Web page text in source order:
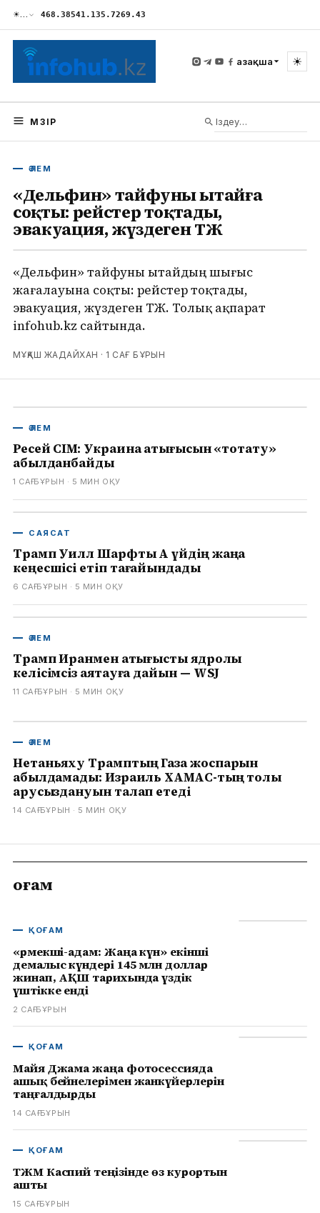
☀… 468.38541.135.7269.43
Қазақша ☀
МӘЗІР
ӘЛЕМ
«Дельфин» тайфуны Қытайға
соқты: рейстер тоқтады,
эвакуация, жүздеген ТЖ
«Дельфин» тайфуны Қытайдың шығыс
жағалауына соқты: рейстер тоқтады,
эвакуация, жүздеген ТЖ. Толық ақпарат
infohub.kz сайтында.
МҰҚАШ ЖАДАЙХАН · 1 САҒ БҰРЫН
ӘЛЕМ
Ресей СІМ: Украина қақтығысын «тоқтату»
қабылданбайды
1 САҒ БҰРЫН · 5 МИН ОҚУ
САЯСАТ
Трамп Уилл Шарфты Ақ үйдің жаңа
кеңесшісі етіп тағайындады
6 САҒ БҰРЫН · 5 МИН ОҚУ
ӘЛЕМ
Трамп Иранмен қақтығысты ядролық
келісімсіз аяқтауға дайын — WSJ
11 САҒ БҰРЫН · 5 МИН ОҚУ
ӘЛЕМ
Нетаньяху Трамптың Газа жоспарын
қабылдамады: Израиль ХАМАС-тың толық
қарусыздануын талап етеді
14 САҒ БҰРЫН · 5 МИН ОҚУ
Қоғам
ҚОҒАМ
«Өрмекші-адам: Жаңа күн» екінші
демалыс күндері 145 млн доллар
жинап, АҚШ тарихында үздік
үштікке енді
2 САҒ БҰРЫН
ҚОҒАМ
Майя Джама жаңа фотосессияда
ашық бейнелерімен жанкүйерлерін
таңғалдырды
14 САҒ БҰРЫН
ҚОҒАМ
ТЖМ Каспий теңізінде өз курортын
ашты
15 САҒ БҰРЫН